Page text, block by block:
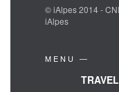
© iAlpes 2014 -
iAlpes
MENU —
TRAVEL